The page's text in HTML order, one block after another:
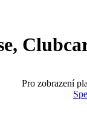
Pro zobrazení